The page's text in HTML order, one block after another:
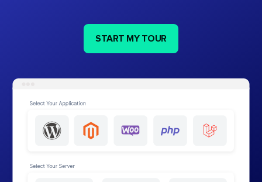
START MY TOUR